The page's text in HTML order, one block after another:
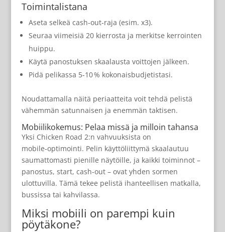
Toimintalistana
Aseta selkeä cash‑out‑raja (esim. x3).
Seuraa viimeisiä 20 kierrosta ja merkitse kerrointen
huippu.
Käytä panostuksen skaalausta voittojen jälkeen.
Pidä pelikassa 5‑10 % kokonaisbudjetistasi.
Noudattamalla näitä periaatteita voit tehdä pelistä
vähemmän satunnaisen ja enemmän taktisen.
Mobiilikokemus: Pelaa missä ja milloin tahansa
Yksi Chicken Road 2:n vahvuuksista on
mobile‑optimointi. Pelin käyttöliittymä skaalautuu
saumattomasti pienille näytöille, ja kaikki toiminnot –
panostus, start, cash‑out – ovat yhden sormen
ulottuvilla. Tämä tekee pelistä ihanteellisen matkalla,
bussissa tai kahvilassa.
Miksi mobiili on parempi kuin
pöytäkone?